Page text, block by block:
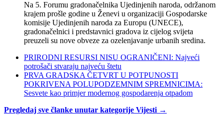
Na 5. Forumu gradonačelnika Ujedinjenih naroda, održanom
krajem prošle godine u Ženevi u organizaciji Gospodarske
komisije Ujedinjenih naroda za Europu (UNECE),
gradonačelnici i predstavnici gradova iz cijelog svijeta
preuzeli su nove obveze za ozelenjavanje urbanih sredina.
PRIRODNI RESURSI NISU OGRANIČENI: Najveći
potrošači stvaraju najveću štetu
PRVA GRADSKA ČETVRT U POTPUNOSTI
POKRIVENA POLUPODZEMNIM SPREMNICIMA:
Sesvete kao primjer modernog gospodarenja otpadom
Pregledaj sve članke unutar kategorije Vijesti →